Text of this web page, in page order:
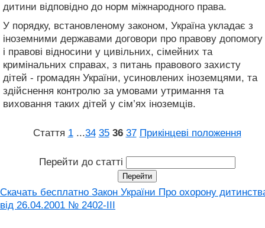
дитини відповідно до норм міжнародного права.
У порядку, встановленому законом, Україна укладає з
іноземними державами договори про правову допомогу
і правові відносини у цивільних, сімейних та
кримінальних справах, з питань правового захисту
дітей - громадян України, усиновлених іноземцями, та
здійснення контролю за умовами утримання та
виховання таких дітей у сім’ях іноземців.
Стаття 1 ...34 35 36 37 Прикінцеві положення
Перейти до статті
Скачать бесплатно Закон України Про охорону
від 26.04.2001 № 2402-III